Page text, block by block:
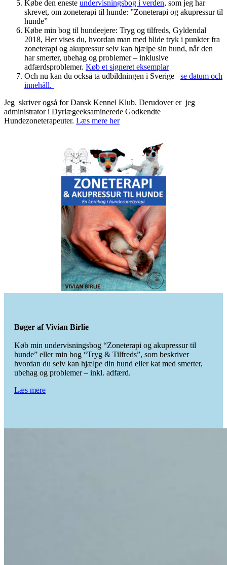
Købe den eneste undervisningsbog i verden, som jeg har
skrevet, om zoneterapi til hunde: ”Zoneterapi og akupressur til
hunde”
Købe min bog til hundeejere: Tryg og tilfreds, Gyldendal
2018, Her vises du, hvordan man med blide tryk i punkter fra
zoneterapi og akupressur selv kan hjælpe sin hund, når den
har smerter, ubehag og problemer – inklusive
adfærdsproblemer. Køb et signeret eksemplar
Och nu kan du också ta udbildningen i Sverige –se datum och
innehåll.
Jeg skriver også for Dansk Kennel Klub. Derudover er jeg
administrator i Dyrlægeeksaminerede Godkendte
Hundezoneterapeuter. Læs mere her
Bøger af Vivian Birlie
Køb min undervisningsbog “Zoneterapi og akupressur til
hunde” eller min bog “Tryg & Tilfreds”, som beskriver
hvordan du selv kan hjælpe din hund eller kat med smerter,
ubehag og problemer – inkl. adfærd.
Læs mere